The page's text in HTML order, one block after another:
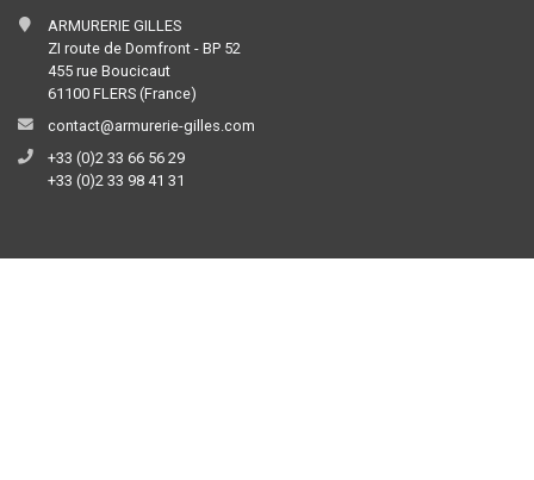
ARMURERIE GILLES
ZI route de Domfront - BP 52
455 rue Boucicaut
61100 FLERS (France)
contact@armurerie-gilles.com
+33 (0)2 33 66 56 29
+33 (0)2 33 98 41 31